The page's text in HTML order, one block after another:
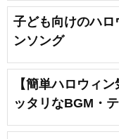
子ども向けのハロ
ンソング
【簡単ハロウィ
ッタリなBGM・